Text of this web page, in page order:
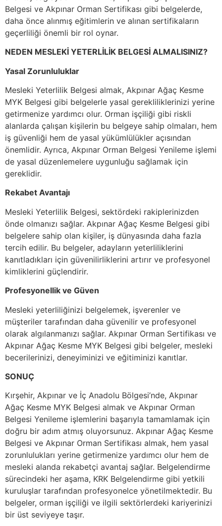
Belgesi ve Akpınar Orman Sertifikası gibi belgelerde,
daha önce alınmış eğitimlerin ve alınan sertifikaların
geçerliliği önemli bir rol oynar.
NEDEN MESLEKİ YETERLİLİK BELGESİ ALMALISINIZ?
Yasal Zorunluluklar
Mesleki Yeterlilik Belgesi almak, Akpınar Ağaç Kesme
MYK Belgesi gibi belgelerle yasal gerekliliklerinizi yerine
getirmenize yardımcı olur. Orman işçiliği gibi riskli
alanlarda çalışan kişilerin bu belgeye sahip olmaları, hem
iş güvenliği hem de yasal yükümlülükler açısından
önemlidir. Ayrıca, Akpınar Orman Belgesi Yenileme işlemi
de yasal düzenlemelere uygunluğu sağlamak için
gereklidir.
Rekabet Avantajı
Mesleki Yeterlilik Belgesi, sektördeki rakiplerinizden
önde olmanızı sağlar. Akpınar Ağaç Kesme Belgesi gibi
belgelere sahip olan kişiler, iş dünyasında daha fazla
tercih edilir. Bu belgeler, adayların yeterliliklerini
kanıtladıkları için güvenilirliklerini artırır ve profesyonel
kimliklerini güçlendirir.
Profesyonellik ve Güven
Mesleki yeterliliğinizi belgelemek, işverenler ve
müşteriler tarafından daha güvenilir ve profesyonel
olarak algılanmanızı sağlar. Akpınar Orman Sertifikası ve
Akpınar Ağaç Kesme MYK Belgesi gibi belgeler, mesleki
becerilerinizi, deneyiminizi ve eğitiminizi kanıtlar.
SONUÇ
Kırşehir, Akpınar ve İç Anadolu Bölgesi’nde, Akpınar
Ağaç Kesme MYK Belgesi almak ve Akpınar Orman
Belgesi Yenileme işlemlerini başarıyla tamamlamak için
doğru bir adım atmış oluyorsunuz. Akpınar Ağaç Kesme
Belgesi ve Akpınar Orman Sertifikası almak, hem yasal
zorunlulukları yerine getirmenize yardımcı olur hem de
mesleki alanda rekabetçi avantaj sağlar. Belgelendirme
sürecindeki her aşama, KRK Belgelendirme gibi yetkili
kuruluşlar tarafından profesyonelce yönetilmektedir. Bu
belgeler, orman işçiliği ve ilgili sektörlerdeki kariyerinizi
bir üst seviyeye taşır.